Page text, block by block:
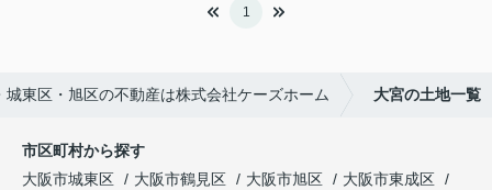
1
城東区・旭区の不動産は株式会社ケーズホーム 大宮の土地一覧
市区町村から探す
大阪市城東区
大阪市鶴見区 大阪市旭区
大阪市東成区